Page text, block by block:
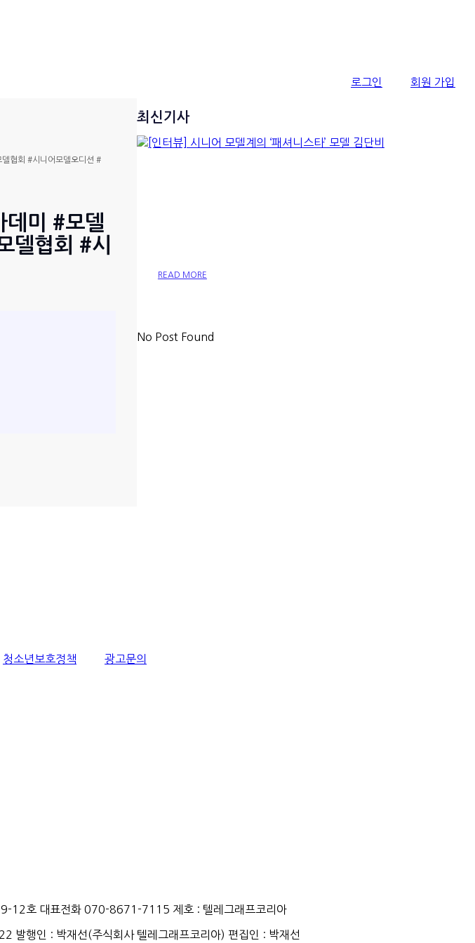
로그인 회원 가입
협회 #시니어모델오디션 #
데미 #모델
델협회 #시
최신기사
READ MORE
No Post Found
청소년보호정책 광고문의
12호 대표전화 070-8671-7115 제호 : 텔레그래프코리아
발행인 : 박재선(주식회사텔레그래프코리아) 편집인 : 박재선